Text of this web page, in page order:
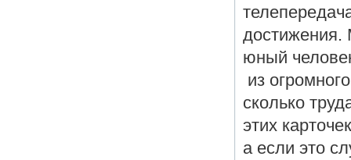
достижения.
юный
из
сколько
этих
а если это